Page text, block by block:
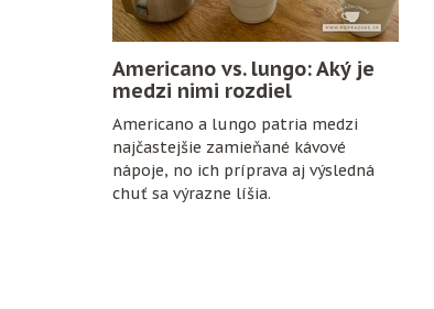
Americano vs. lungo: Aký je
medzi nimi rozdiel
Americano a lungo patria medzi
najčastejšie zamieňané kávové
nápoje, no ich príprava aj výsledná
chuť sa výrazne líšia.